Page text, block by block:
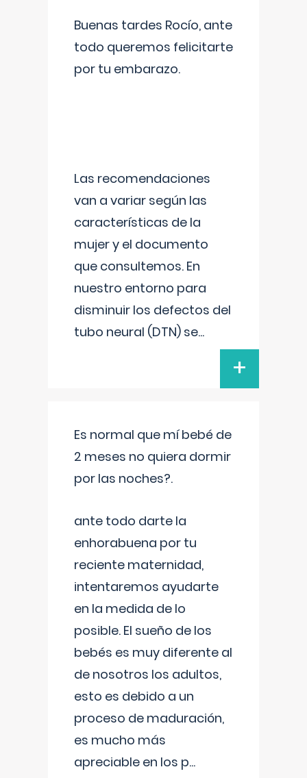
Buenas tardes Rocío, ante
todo queremos felicitarte
por tu embarazo.
Las recomendaciones
van a variar según las
características de la
mujer y el documento
que consultemos. En
nuestro entorno para
disminuir los defectos del
tubo neural (DTN) se...
+
Es normal que mí bebé de
2 meses no quiera dormir
por las noches?.
ante todo darte la
enhorabuena por tu
reciente maternidad,
intentaremos ayudarte
en la medida de lo
posible. El sueño de los
bebés es muy diferente al
de nosotros los adultos,
esto es debido a un
proceso de maduración,
es mucho más
apreciable en los p...